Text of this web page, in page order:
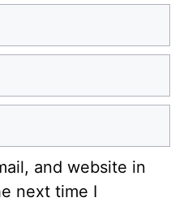
and website in
next time I